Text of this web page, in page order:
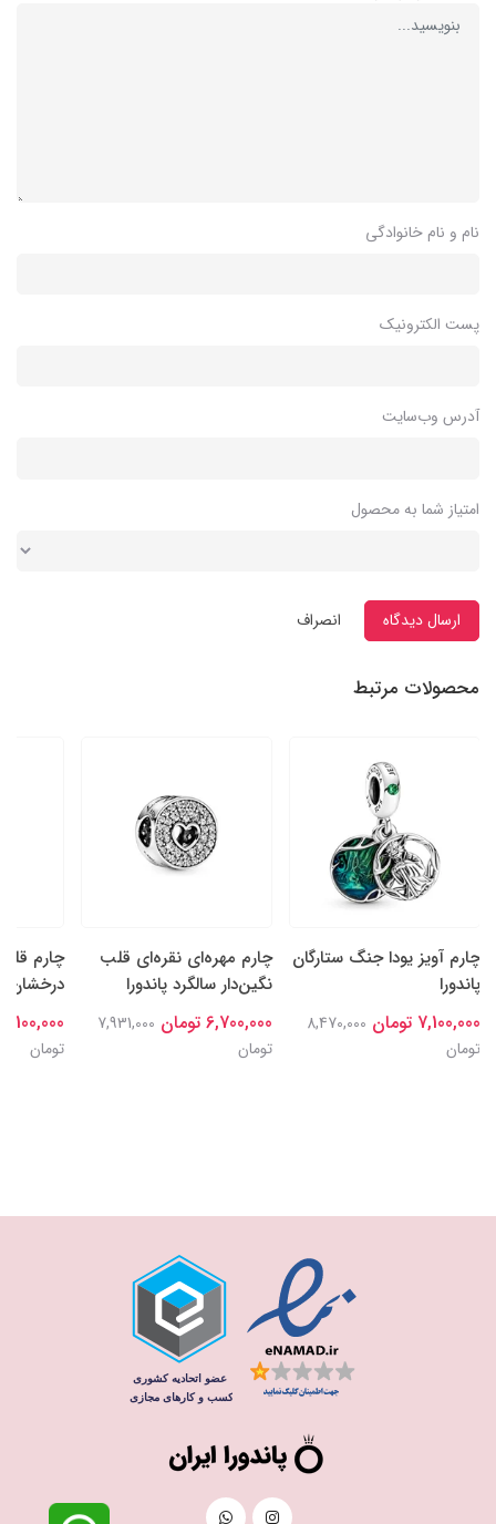
نام و نام خانوادگی
پست الکترونیک
آدرس وب‌سایت
امتیاز شما به محصول
ارسال دیدگاه انصراف
محصولات مرتبط
چارم آویز یودا جنگ ستارگان
پاندورا
7,100,000 تومان
8,470,000
تومان
چارم مهره‌ای نقره‌ای قلب
نگین‌دار سالگرد پاندورا
6,700,000 تومان
7,931,000
تومان
چارم
درخشان
7,100,000 تومان
تومان